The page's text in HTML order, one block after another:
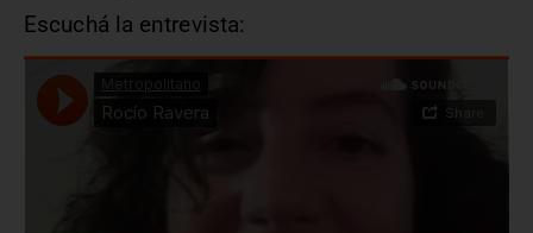
Escuchá la entrevista: